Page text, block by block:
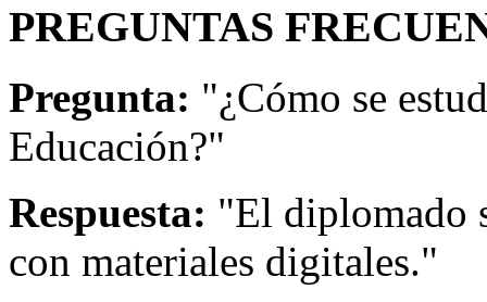
PREGUNTAS
Pregunta: "¿Cómo se
Educación?"
Respuesta: "El diplomado
con materiales digitales."